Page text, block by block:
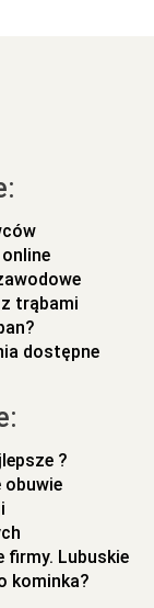
trąbami
dostępne
?
obuwie
firmy. Lubuskie
kominka?